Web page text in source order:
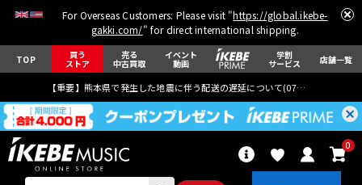
For Overseas Customers: Please visit "https://global.ikebe-
gakki.com/" for direct international shipping.
TOP 買う
ストア
売る
中古買取
イベント
動画
学割
サービス 店舗一覧
【重要】熊本県で発生した地震に伴う配送の遅延について(07月29日
0